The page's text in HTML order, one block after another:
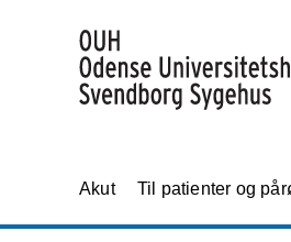
Akut Til patienter og